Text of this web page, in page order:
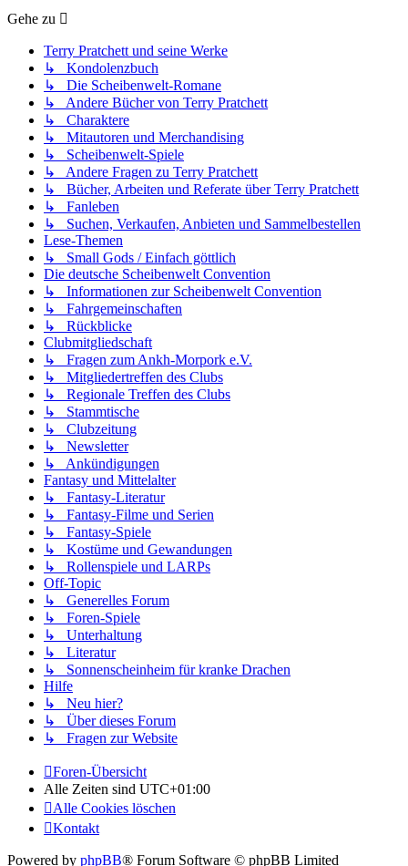
Gehe zu
Terry Pratchett und seine Werke
↳ Kondolenzbuch
↳ Die Scheibenwelt-Romane
↳ Andere Bücher von Terry Pratchett
↳ Charaktere
↳ Mitautoren und Merchandising
↳ Scheibenwelt-Spiele
↳ Andere Fragen zu Terry Pratchett
↳ Bücher, Arbeiten und Referate über Terry Pratchett
↳ Fanleben
↳ Suchen, Verkaufen, Anbieten und Sammelbestellen
Lese-Themen
↳ Small Gods / Einfach göttlich
Die deutsche Scheibenwelt Convention
↳ Informationen zur Scheibenwelt Convention
↳ Fahrgemeinschaften
↳ Rückblicke
Clubmitgliedschaft
↳ Fragen zum Ankh-Morpork e.V.
↳ Mitgliedertreffen des Clubs
↳ Regionale Treffen des Clubs
↳ Stammtische
↳ Clubzeitung
↳ Newsletter
↳ Ankündigungen
Fantasy und Mittelalter
↳ Fantasy-Literatur
↳ Fantasy-Filme und Serien
↳ Fantasy-Spiele
↳ Kostüme und Gewandungen
↳ Rollenspiele und LARPs
Off-Topic
↳ Generelles Forum
↳ Foren-Spiele
↳ Unterhaltung
↳ Literatur
↳ Sonnenscheinheim für kranke Drachen
Hilfe
↳ Neu hier?
↳ Über dieses Forum
↳ Fragen zur Website
Foren-Übersicht
Alle Zeiten sind UTC+01:00
Alle Cookies löschen
Kontakt
Powered by phpBB® Forum Software © phpBB Limited